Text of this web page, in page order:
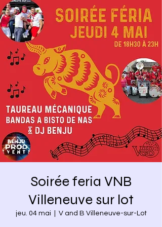
Soirée feria VNB
Villeneuve sur lot
jeu. 04 mai V and B Villeneuve-sur-Lot